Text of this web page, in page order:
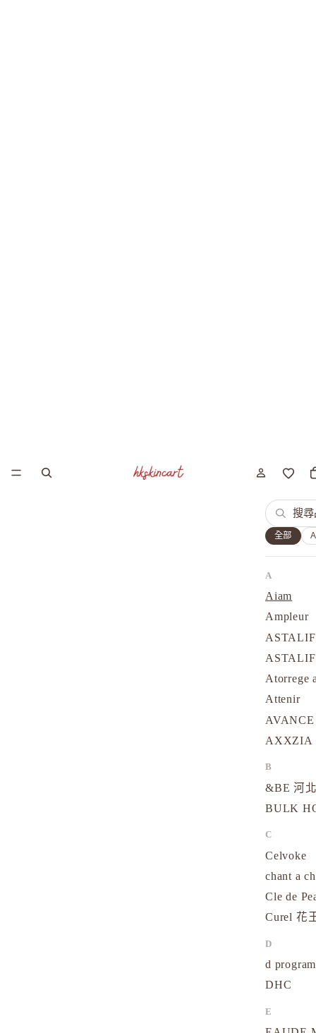
全部
A
Aiam
Ampleur
Atorrege
Attenir
AVANCE
AXXZIA
B
&BE 河
BULK
C
Celvoke
chant a
Cle de
Curel 花
D
d
DHC
E